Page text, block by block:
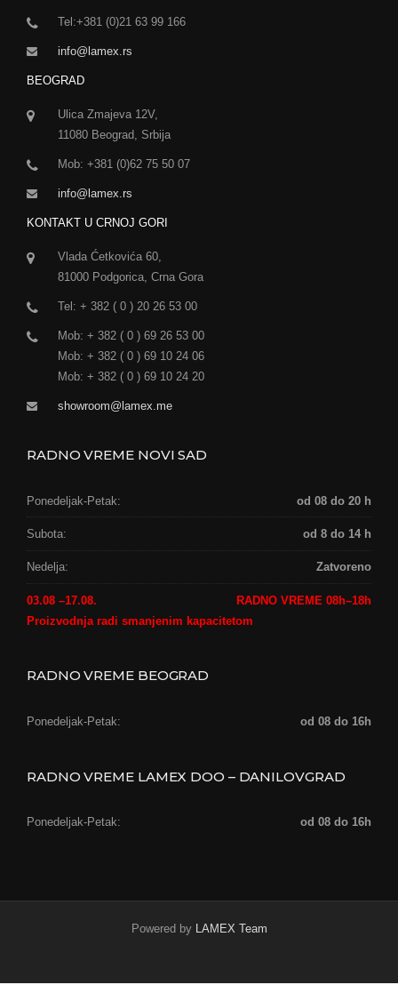
Tel:+381 (0)21 63 99 166
info@lamex.rs
BEOGRAD
Ulica Zmajeva 12V,
11080 Beograd, Srbija
Mob: +381 (0)62 75 50 07
info@lamex.rs
KONTAKT U CRNOJ GORI
Vlada Ćetkovića 60,
81000 Podgorica, Crna Gora
Tel: + 382 ( 0 ) 20 26 53 00
Mob: + 382 ( 0 ) 69 26 53 00
Mob: + 382 ( 0 ) 69 10 24 06
Mob: + 382 ( 0 ) 69 10 24 20
showroom@lamex.me
RADNO VREME NOVI SAD
Ponedeljak-Petak: od 08 do 20 h
Subota: od 8 do 14 h
Nedelja: Zatvoreno
03.08 –17.08.
RADNO VREME 08h–18h
Proizvodnja radi smanjenim kapacitetom
RADNO VREME BEOGRAD
Ponedeljak-Petak: od 08 do 16h
RADNO VREME LAMEX DOO – DANILOVGRAD
Ponedeljak-Petak: od 08 do 16h
Powered by LAMEX Team